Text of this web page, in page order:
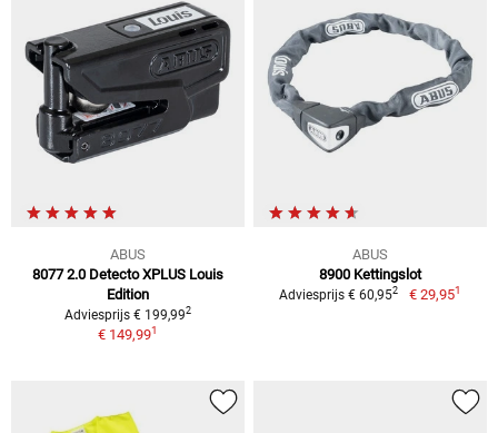
ABUS
8077 2.0 Detecto XPLUS Louis
Edition
Adviesprijs € 199,992
€ 149,991
ABUS
8900 Kettingslot
Adviesprijs € 60,952 € 29,951